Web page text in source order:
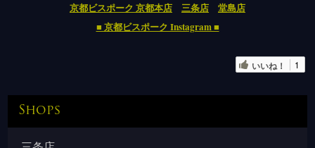
京都ビスポーク 京都本店 三条店
堂島店
■ 京都ビスポーク Instagram ■
いいね！ 1
Shops